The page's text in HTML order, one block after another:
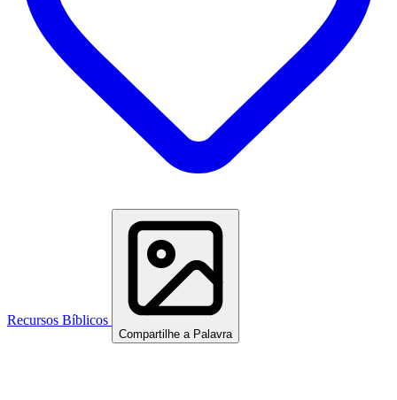
Recursos Bíblicos
Compartilhe a Palavra